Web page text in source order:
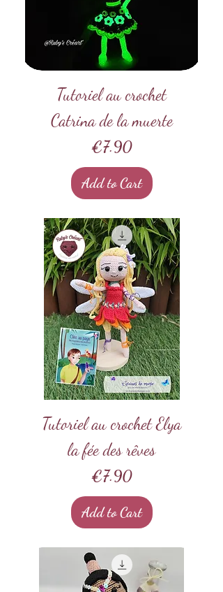
Tutoriel au crochet
Catrina de la muerte
Price
€7.90
Add to Cart
Tutoriel au crochet Elya
la fée des rêves
Price
€7.90
Add to Cart